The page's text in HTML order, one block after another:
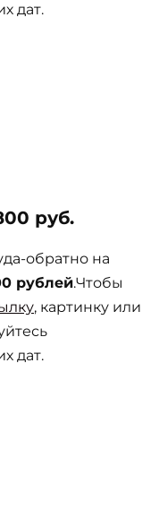
дат.
руб.
обратно на
рублей.Чтобы
, картинку или
дат.